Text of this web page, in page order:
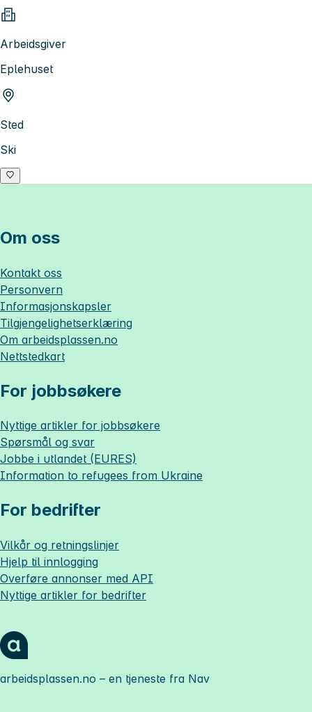
Arbeidsgiver
Eplehuset
Sted
Ski
Om oss
Kontakt oss
Personvern
Informasjonskapsler
Tilgjengelighetserklæring
Om arbeidsplassen.no
Nettstedkart
For jobbsøkere
Nyttige artikler for jobbsøkere
Spørsmål og svar
Jobbe i utlandet (EURES)
Information to refugees from Ukraine
For bedrifter
Vilkår og retningslinjer
Hjelp til innlogging
Overføre annonser med API
Nyttige artikler for bedrifter
arbeidsplassen.no – en tjeneste fra Nav